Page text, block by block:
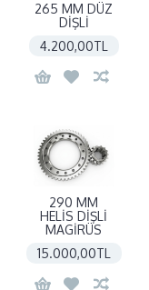
265 MM DÜZ
DİŞLİ
4.200,00TL
290 MM
HELİS DİŞLİ
MAGİRÜS
15.000,00TL